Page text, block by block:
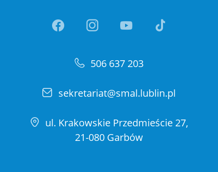
Link otwiera sie w nowej
Link otwiera sie w
Link otwiera
506 637 203
sekretariat@smal.lublin.pl
ul. Krakowskie Przedmieście 27,
21-080 Garbów